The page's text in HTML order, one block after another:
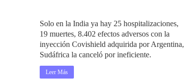
Solo en la India ya hay 25 hospitalizaciones,
19 muertes, 8.402 efectos adversos con la
inyección Covishield adquirida por Argentina,
Sudáfrica la canceló por ineficiente.
Leer Más